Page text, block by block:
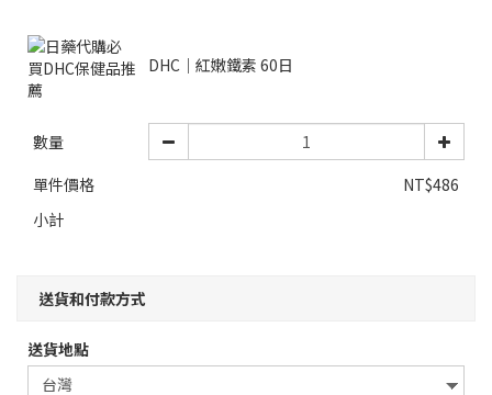
DHC｜紅嫩鐵素 60日
數量
單件價格
NT$486
小計
送貨和付款方式
送貨地點